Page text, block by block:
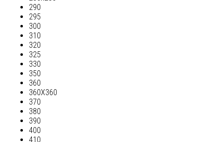
290
295
300
310
320
325
330
350
360
360Х360
370
380
390
400
410